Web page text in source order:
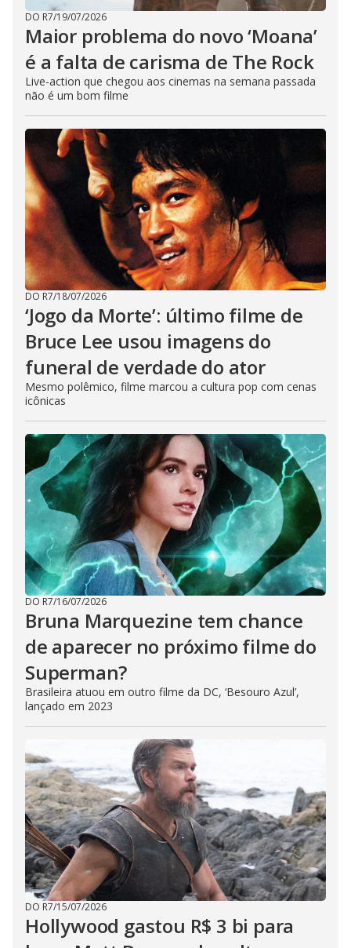
DO R7/19/07/2026
Maior problema do novo ‘Moana’
é a falta de carisma de The Rock
Live-action que chegou aos cinemas na semana passada
não é um bom filme
DO R7/18/07/2026
‘Jogo da Morte’: último filme de
Bruce Lee usou imagens do
funeral de verdade do ator
Mesmo polêmico, filme marcou a cultura pop com cenas
icônicas
DO R7/16/07/2026
Bruna Marquezine tem chance
de aparecer no próximo filme do
Superman?
Brasileira atuou em outro filme da DC, ‘Besouro Azul’,
lançado em 2023
DO R7/15/07/2026
Hollywood gastou R$ 3 bi para